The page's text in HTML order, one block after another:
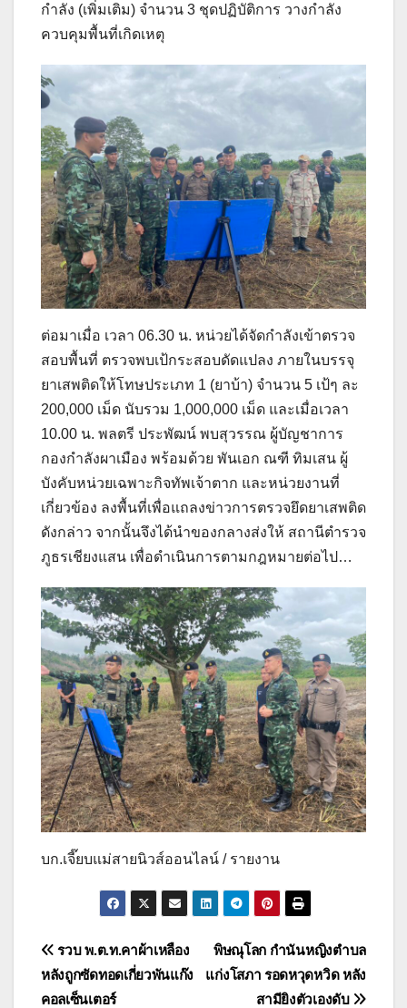
กำลัง (เพิ่มเติม) จำนวน 3 ชุดปฏิบัติการ วางกำลัง
ควบคุมพื้นที่เกิดเหตุ
ต่อมาเมื่อ เวลา 06.30 น. หน่วยได้จัดกำลังเข้าตรวจ
สอบพื้นที่ ตรวจพบเป้กระสอบดัดแปลง ภายในบรรจุ
ยาเสพติดให้โทษประเภท 1 (ยาบ้า) จำนวน 5 เป้ๆ ละ
200,000 เม็ด นับรวม 1,000,000 เม็ด และเมื่อเวลา
10.00 น. พลตรี ประพัฒน์ พบสุวรรณ ผู้บัญชาการ
กองกำลังผาเมือง พร้อมด้วย พันเอก ณฑี ทิมเสน ผู้
บังคับหน่วยเฉพาะกิจทัพเจ้าตาก และหน่วยงานที่
เกี่ยวข้อง ลงพื้นที่เพื่อแถลงข่าวการตรวจยึดยาเสพติด
ดังกล่าว จากนั้นจึงได้นำของกลางส่งให้ สถานีตำรวจ
ภูธรเชียงแสน เพื่อดำเนินการตามกฎหมายต่อไป…
บก.เจี๊ยบแม่สายนิวส์ออนไลน์ / รายงาน
แนะแนว
เรื่อง
พิษณุโลก กำนันหญิงตำบล
แก่งโสภา รอดหวุดหวิด หลัง
สามียิงตัวเองดับ
รวบ พ.ต.ท.คาผ้าเหลือง
หลังถูกซัดทอดเกี่ยวพันแก๊ง
คอลเซ็นเตอร์